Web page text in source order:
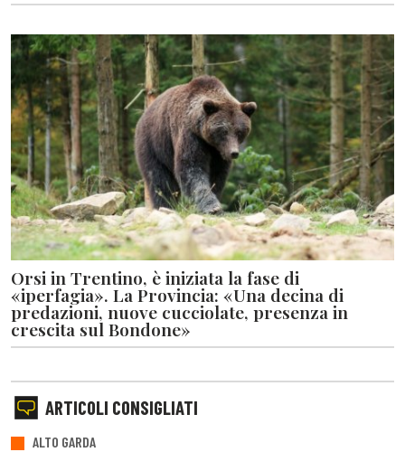
Orsi in Trentino, è iniziata la fase di
«iperfagia». La Provincia: «Una decina di
predazioni, nuove cucciolate, presenza in
crescita sul Bondone»
ARTICOLI CONSIGLIATI
ALTO GARDA